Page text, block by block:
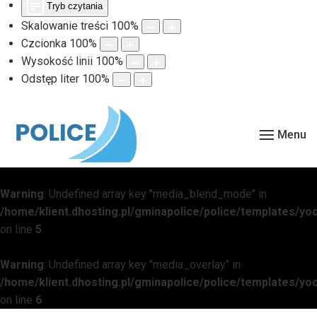
Tryb czytania
Skalowanie treści 100%
Czcionka 100%
Wysokość linii 100%
Odstęp liter 100%
Menu
Warning: Undefined array key "media_blend_mode" in
/home/klient.dhosting.pl/gminapolice/police/templates/
on line 5
Warning: Undefined array key "media_overlay" in
/home/klient.dhosting.pl/gminapolice/police/templates/
on line 6